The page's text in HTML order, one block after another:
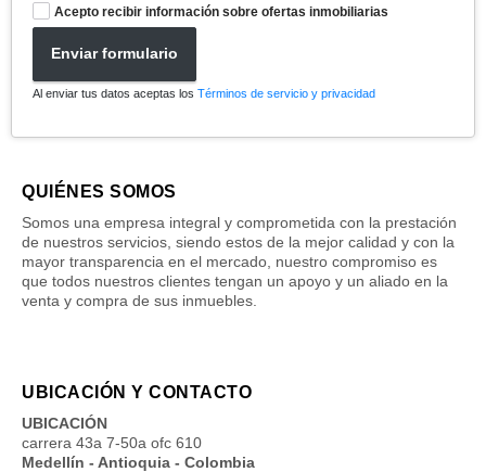
Acepto recibir información sobre ofertas inmobiliarias
Enviar formulario
Al enviar tus datos aceptas los Términos de servicio y privacidad
QUIÉNES SOMOS
Somos una empresa integral y comprometida con la prestación
de nuestros servicios, siendo estos de la mejor calidad y con la
mayor transparencia en el mercado, nuestro compromiso es
que todos nuestros clientes tengan un apoyo y un aliado en la
venta y compra de sus inmuebles.
UBICACIÓN Y CONTACTO
UBICACIÓN
carrera 43a 7-50a ofc 610
Medellín - Antioquia - Colombia